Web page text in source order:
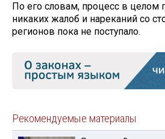
По его словам, процесс в целом
никаких жалоб и нареканий со
регионов пока не поступало.
Рекомендуемые материалы